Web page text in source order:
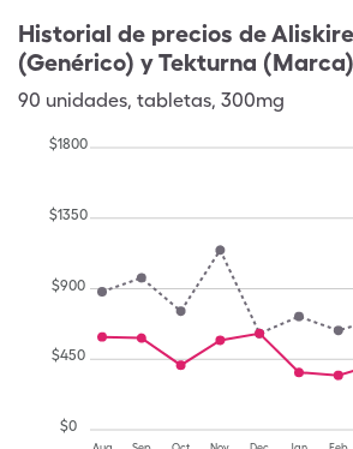
Historial de precios de
(Genérico) y Tekturna (Marca)
90 unidades, tabletas, 300mg
$0
$450
$900
$1350
$1800